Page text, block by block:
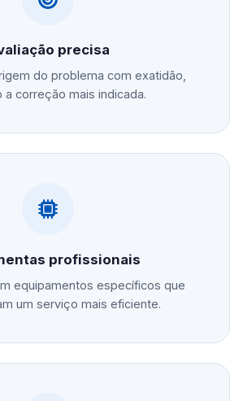
precisa
do problema com exatidão,
a correção mais indicada.
profissionais
equipamentos específicos que
um serviço mais eficiente.